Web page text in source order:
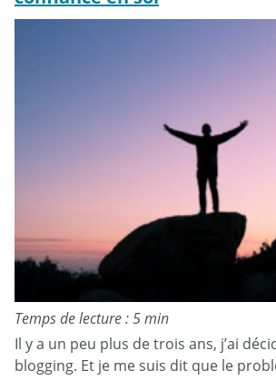
Temps de lecture : 5 min
Il y a un peu plus de trois ans, j’ai
blogging. Et je me suis dit que le